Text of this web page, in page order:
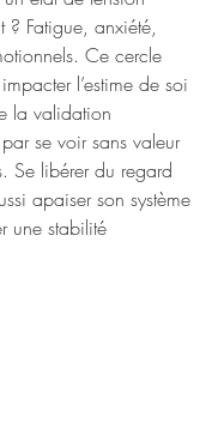
? Fatigue, anxiété,
Ce cercle
l’estime de soi
la validation
se voir sans valeur
Se libérer du regard
apaiser son système
une stabilité